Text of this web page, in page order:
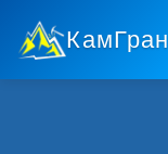
КамГран